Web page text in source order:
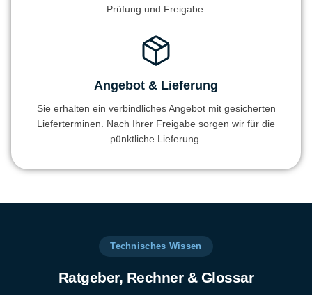
Prüfung und Freigabe.
Angebot & Lieferung
Sie erhalten ein verbindliches Angebot mit gesicherten
Lieferterminen. Nach Ihrer Freigabe sorgen wir für die
pünktliche Lieferung.
Technisches Wissen
Ratgeber, Rechner & Glossar